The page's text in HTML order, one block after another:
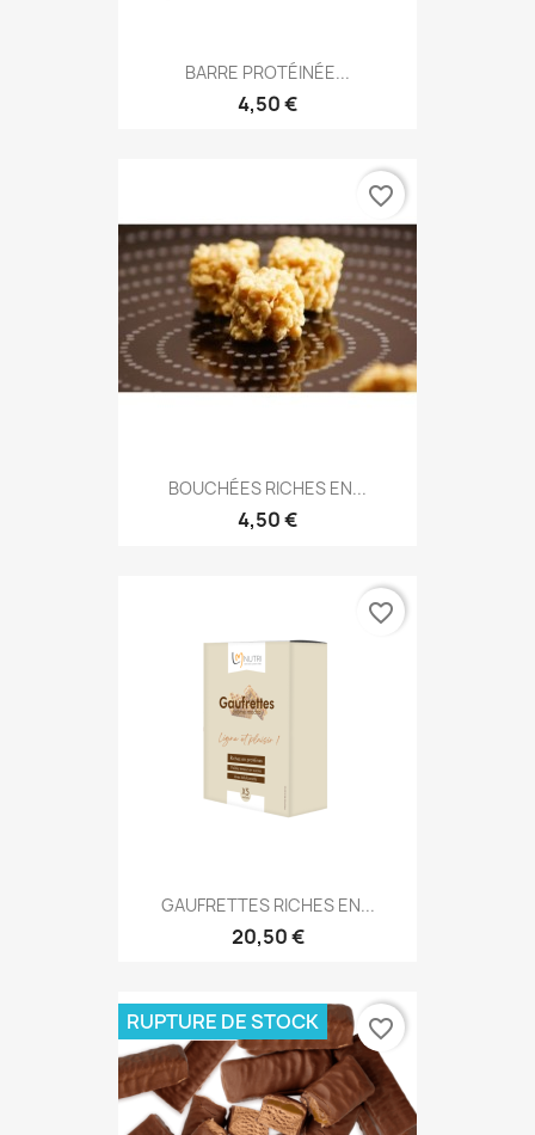
BARRE PROTÉINÉE...
4,50 €
BOUCHÉES RICHES EN...
4,50 €
favorite_border
GAUFRETTES RICHES EN...
20,50 €
favorite_border
RUPTURE DE STOCK favorite_border